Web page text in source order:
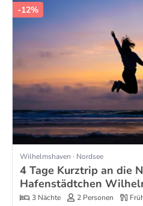
-12%
Wilhelmshaven · Nordsee
4 Tage Kurztrip an die
Hafenstädtchen
3 Nächte 2 Personen